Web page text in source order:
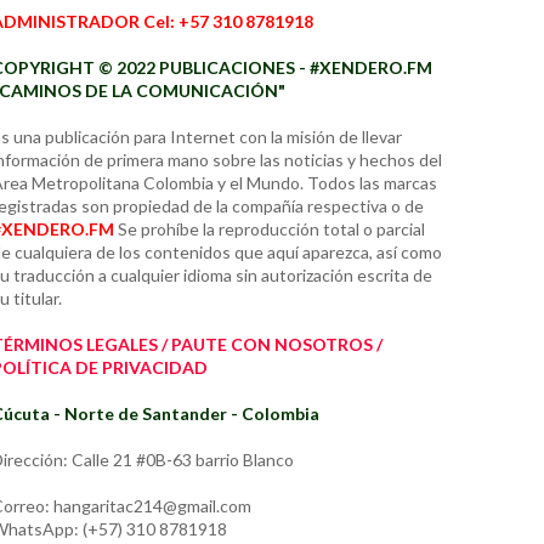
Cel: +57 310 8781918
© 2022 PUBLICACIONES - #XENDERO.FM
DE LA COMUNICACIÓN"
una publicación para Internet con la misión de llevar
de primera mano sobre las noticias y hechos del
Metropolitana Colombia y el Mundo. Todos las marcas
son propiedad de la compañía respectiva o de
Se prohíbe la reproducción total o parcial
cualquiera de los contenidos que aquí aparezca, así como
traducción a cualquier idioma sin autorización escrita de
titular.
LEGALES / PAUTE CON NOSOTROS /
DE PRIVACIDAD
- Norte de Santander - Colombia
Calle 21 #0B-63 barrio Blanco
hangaritac214@gmail.com
(+57) 310 8781918